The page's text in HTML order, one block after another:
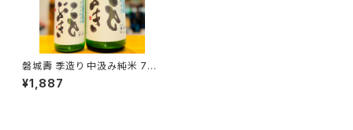
磐城壽 季造り 中汲み純米 720
ml１本（鈴木酒造・福島県双葉
郡浪江町幾世橋知命寺，山形県
¥1,887